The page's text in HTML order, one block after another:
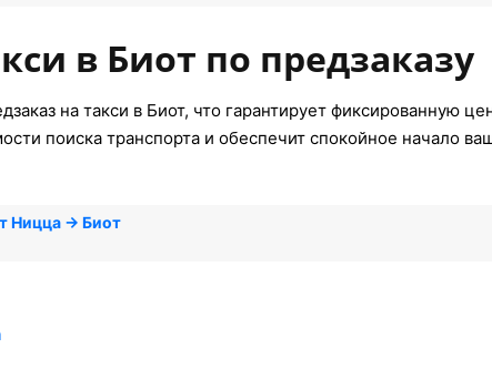
в Биот по предзаказу
на такси в Биот, что гарантирует фиксированную
поиска транспорта и обеспечит спокойное начало
Ницца → Биот